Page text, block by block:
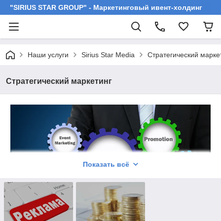
"SIRIUS STAR GROUP" - Маркетинговый ивент-холдинг
Наши услуги Sirius Star Media Стратегический
Стратегический маркетинг
Показать всё